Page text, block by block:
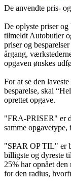
De anvendte pris-
De oplyste priser og
tilmeldt Autobutler
priser og
årgang,
opgaven ønskes
For at se den
besparelse, skal
oprettet opgave.
"FRA-PRISER" er
samme
"SPAR OP TIL" er
billigste og dyreste
25% har opnået
for den radius,